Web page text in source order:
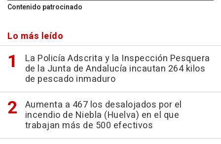
Contenido patrocinado
Lo más leído
La Policía Adscrita y la Inspección Pesquera
de la Junta de Andalucía incautan 264 kilos
de pescado inmaduro
Aumenta a 467 los desalojados por el
incendio de Niebla (Huelva) en el que
trabajan más de 500 efectivos